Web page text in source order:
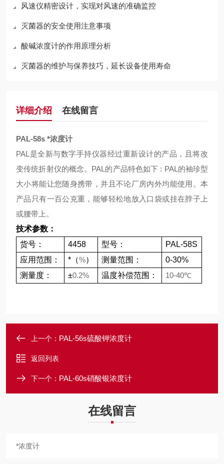
风速仪精密设计，实现对风速的准确监控
灭菌器的安全使用注意事项
酸碱浓度计的作用原理分析
灭菌器的维护与保养技巧，延长设备使用寿命
详细介绍 在线留言
PAL-58s *浓度计
PAL 是全新与数字手持仪器经过重新设计的产品，且将改
变传统折射仪的概念。 PAL 的产品特色如下 : PAL 的袖珍型
大小将能让您随身携带，并且不论厂房内外均能使用。本
产品只有一百公克重，能够轻松地放入口袋或挂在脖子上
或腰带上。
技术参数：
货号：
4458 型号：
PAL-58S
应用范围：
*（%） 测量范围：
0-30%
测量度：
±0.2% 温度补偿范围： 10-40℃
上一个： PAL-56s硫酸钾浓度计
返回列表
下一个： PAL-60s硝酸银浓度计
在线留言